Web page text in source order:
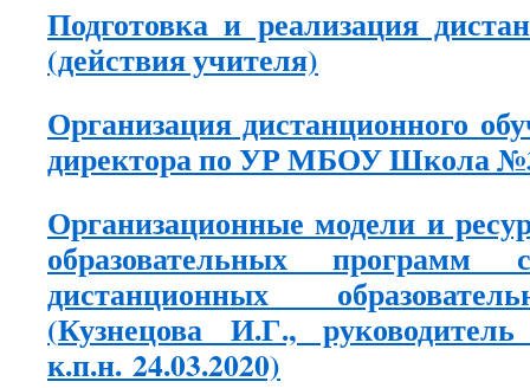
Подготовка и реализация
(действия учителя)
Организация дистанционного
директора по УР МБОУ Школа
Организационные модели и
образовательных программ
дистанционных
(Кузнецова И.Г.,
к.п.н. 24.03.2020)